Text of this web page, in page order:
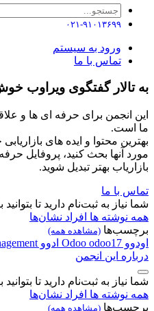
۰۲۱-۹۱۰۱۳۶۹۹
ورود به سیستم
تماس با ما
به تالار گفتگوی ویراوب
این انجمن برای حرفه ای ها و
ما است.
بهترین محتوا و ایده های
مورد آنها بحث کنید، پروفایل
بازاریاب بهتر تبدیل شوید.
تماس با ما
شما نیاز به ثبت‌نام دارید تا
همه نوشته ها افراد نشان‌ها
برچسب‌ها (مشاهده همه)
اودوو Odoo odoo17 ادوو
درباره این انجمن
شما نیاز به ثبت‌نام دارید تا
همه نوشته ها افراد نشان‌ها
برچسب‌ها (مشاهده همه)